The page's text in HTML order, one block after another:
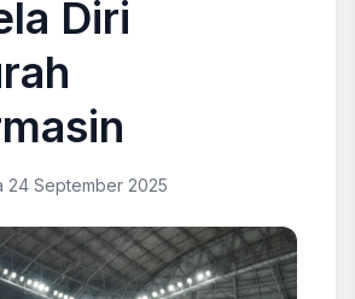
Diri
24 September 2025